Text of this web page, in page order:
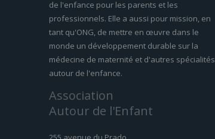
de l'enfance pour les parents et les
professionnels. Elle a aussi pour mission, en
tant qu'ONG, de mettre en œuvre dans le
monde un développement durable sur la
médecine de maternité et d'autres spécialités
autour de l'enfance.
Association
Autour de l'Enfant